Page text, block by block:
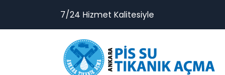
7/24 Hizmet Kalitesiyle